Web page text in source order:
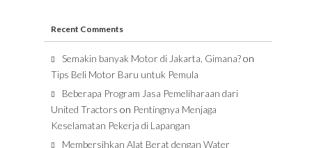
Recent Comments
Semakin banyak Motor di Jakarta, Gimana?on
Tips Beli Motor Baru untuk Pemula
Beberapa Program Jasa Pemeliharaan dari
United Tractors on Pentingnya Menjaga
Keselamatan Pekerja di Lapangan
Membersihkan Alat Berat dengan Water